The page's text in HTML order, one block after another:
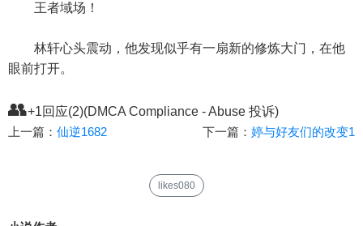
王者域场！
林轩心头震动，他发现似乎有一扇新的修炼大门，在他
眼前打开。
👥+1回应(2)(DMCA Compliance - Abuse 投诉)
上一篇： 仙逆1682 下一篇： 婷与好友们的改变1
likes080